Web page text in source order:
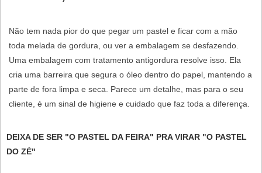
Não tem nada pior do que pegar um pastel e ficar com a mão
toda melada de gordura, ou ver a embalagem se desfazendo.
Uma embalagem com tratamento antigordura resolve isso. Ela
cria uma barreira que segura o óleo dentro do papel, mantendo a
parte de fora limpa e seca. Parece um detalhe, mas para o seu
cliente, é um sinal de higiene e cuidado que faz toda a diferença.
DEIXA DE SER "O PASTEL DA FEIRA" PRA VIRAR "O PASTEL
DO ZÉ"